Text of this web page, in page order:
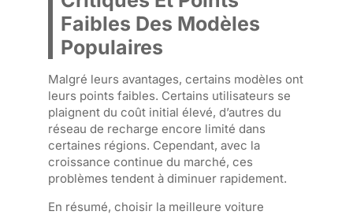
Faibles Des Modèles
Populaires
Malgré leurs avantages, certains modèles ont
leurs points faibles. Certains utilisateurs se
plaignent du coût initial élevé, d’autres du
réseau de recharge encore limité dans
certaines régions. Cependant, avec la
croissance continue du marché, ces
problèmes tendent à diminuer rapidement.
En résumé, choisir la meilleure voiture